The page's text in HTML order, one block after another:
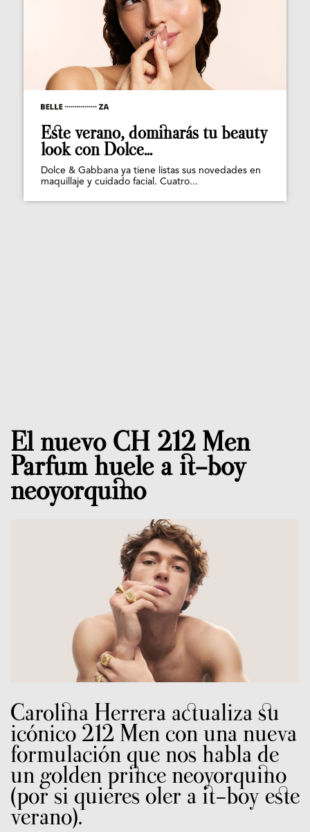
Este verano, dominarás tu beauty
look con Dolce...
Dolce & Gabbana ya tiene listas sus novedades en
maquillaje y cuidado facial. Cuatro...
El nuevo CH 212 Men
Parfum huele a it-boy
neoyorquino
Carolina Herrera actualiza su
icónico 212 Men con una nueva
formulación que nos habla de
un golden prince neoyorquino
(por si quieres oler a it-boy este
verano).